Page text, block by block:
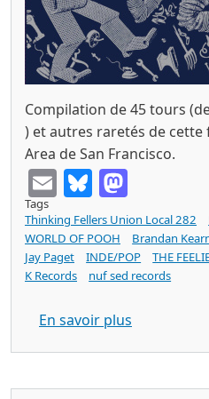
Compilation de 45 tours
) et autres raretés de cette
Area de San Francisco.
EmailBluesky
Tags
Thinking Fellers Union Local 282
WORLD OF POOH
Brandan
Jay Paget
INDE/POP THE
K Records
nuf sed records
En savoir plus